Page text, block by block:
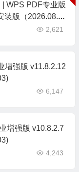
WPS PDF专业版
装版（2026.08.0
2,621
增强版 v11.8.2.12
6,147
增强版 v10.8.2.7
4,243